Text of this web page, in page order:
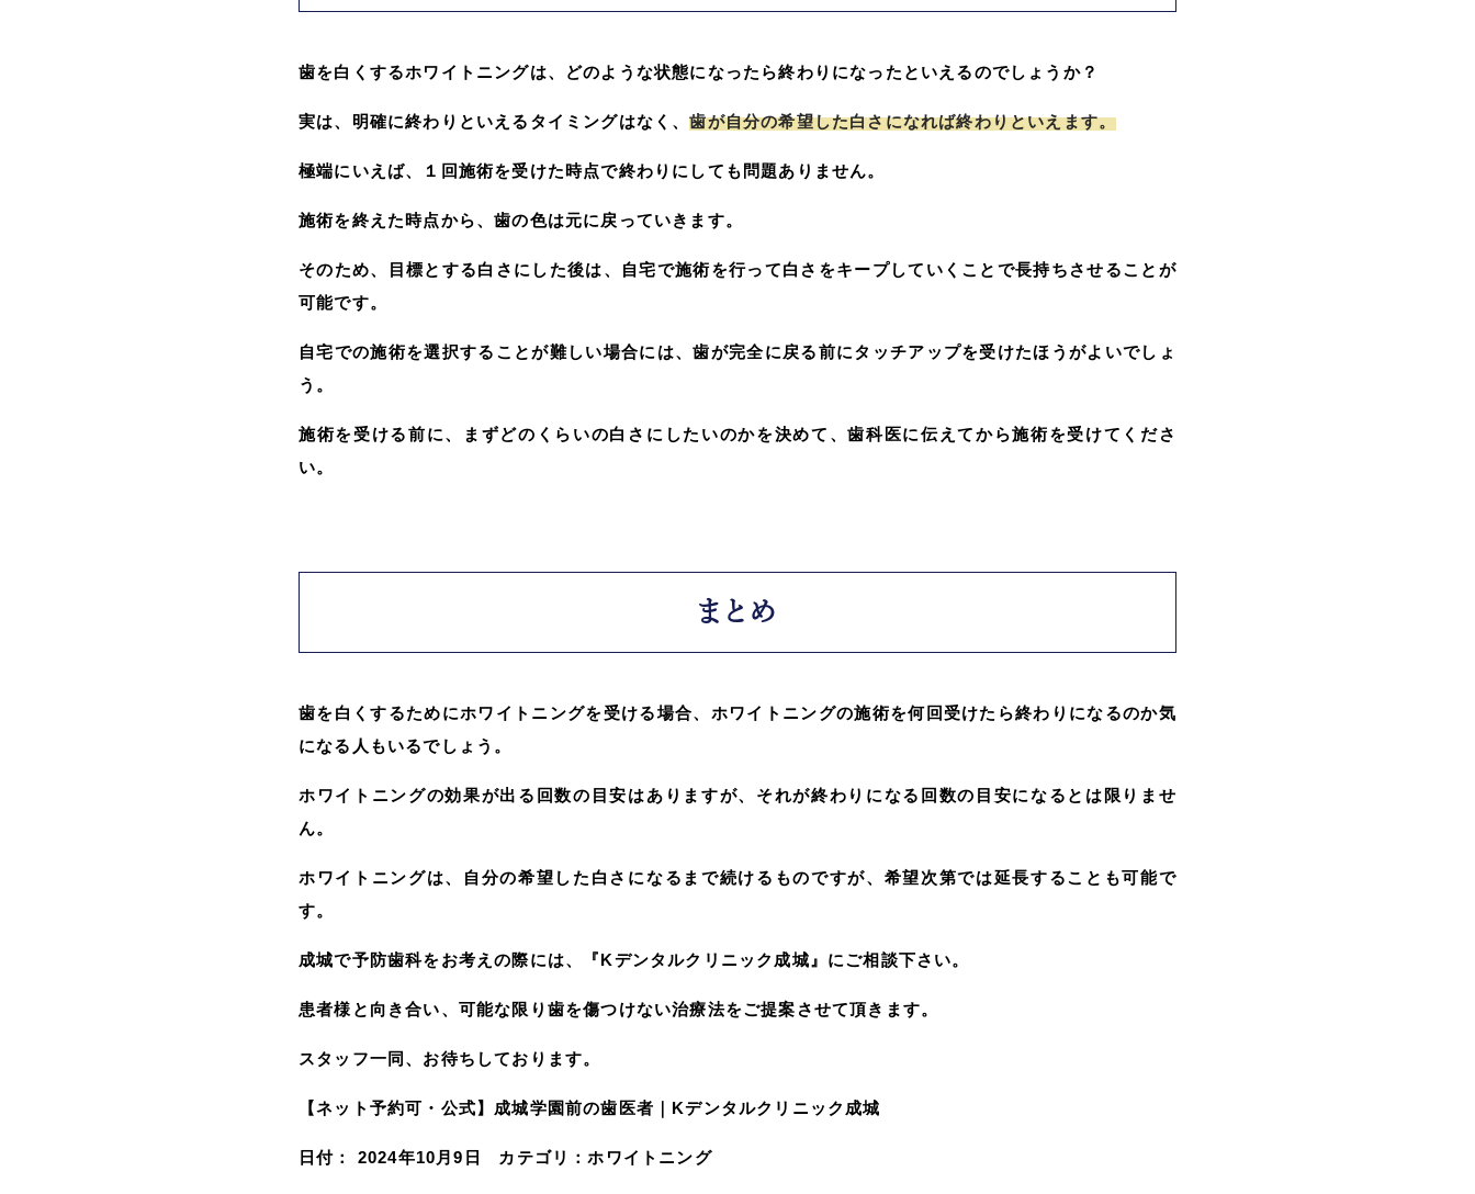
歯を白くするホワイトニングは、どのような状態になったら終わりになったといえるのでしょうか？
実は、明確に終わりといえるタイミングはなく、歯が自分の希望した白さになれば終わりといえます。
極端にいえば、１回施術を受けた時点で終わりにしても問題ありません。
施術を終えた時点から、歯の色は元に戻っていきます。
そのため、目標とする白さにした後は、自宅で施術を行って白さをキープしていくことで長持ちさせることが
可能です。
自宅での施術を選択することが難しい場合には、歯が完全に戻る前にタッチアップを受けたほうがよいでしょ
う。
施術を受ける前に、まずどのくらいの白さにしたいのかを決めて、歯科医に伝えてから施術を受けてくださ
い。
まとめ
歯を白くするためにホワイトニングを受ける場合、ホワイトニングの施術を何回受けたら終わりになるのか気
になる人もいるでしょう。
ホワイトニングの効果が出る回数の目安はありますが、それが終わりになる回数の目安になるとは限りませ
ん。
ホワイトニングは、自分の希望した白さになるまで続けるものですが、希望次第では延長することも可能で
す。
成城で予防歯科をお考えの際には、『Kデンタルクリニック成城』にご相談下さい。
患者様と向き合い、可能な限り歯を傷つけない治療法をご提案させて頂きます。
スタッフ一同、お待ちしております。
【ネット予約可・公式】成城学園前の歯医者｜Kデンタルクリニック成城
日付： 2024年10月9日 カテゴリ：ホワイトニング